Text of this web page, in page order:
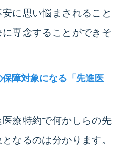
に思い悩まされること
専念することができそ
障対象になる「先進医
療特約で何かしらの先
なるのは分かります。